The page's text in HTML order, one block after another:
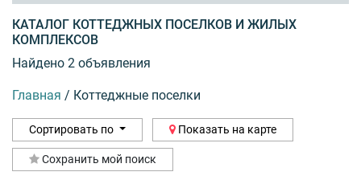
КАТАЛОГ КОТТЕДЖНЫХ ПОСЕЛКОВ И ЖИЛЫХ
КОМПЛЕКСОВ
Найдено 2 объявления
Главная / Коттеджные поселки
Сортировать по Показать на карте
Сохранить мой поиск